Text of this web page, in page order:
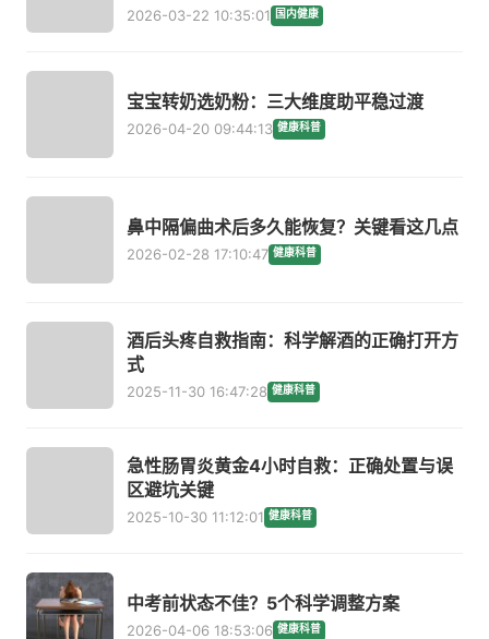
2026-03-22 10:35:01 国内健康
宝宝转奶选奶粉：三大维度助平稳过渡
2026-04-20 09:44:13 健康科普
鼻中隔偏曲术后多久能恢复？关键看这几点
2026-02-28 17:10:47 健康科普
酒后头疼自救指南：科学解酒的正确打开方
式
2025-11-30 16:47:28 健康科普
急性肠胃炎黄金4小时自救：正确处置与误
区避坑关键
2025-10-30 11:12:01 健康科普
中考前状态不佳？5个科学调整方案
2026-04-06 18:53:06 健康科普